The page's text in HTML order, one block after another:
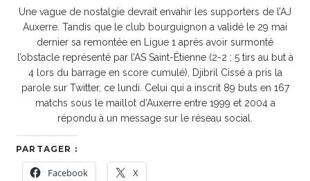
Une vague de nostalgie devrait envahir les supporters de l’AJ
Auxerre. Tandis que le club bourguignon a validé le 29 mai
dernier sa remontée en Ligue 1 après avoir surmonté
l’obstacle représenté par l’AS Saint-Étienne (2-2 ; 5 tirs au but à
4 lors du barrage en score cumulé), Djibril Cissé a pris la
parole sur Twitter, ce lundi. Celui qui a inscrit 89 buts en 167
matchs sous le maillot d’Auxerre entre 1999 et 2004 a
répondu à un message sur le réseau social.
PARTAGER :
Facebook X